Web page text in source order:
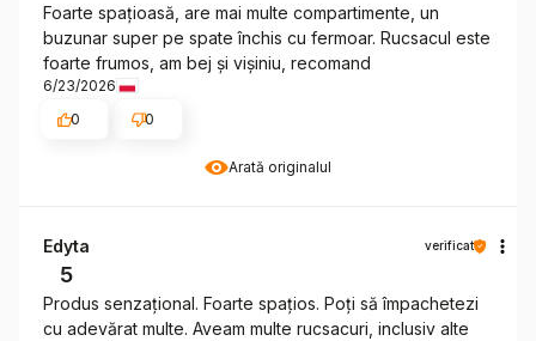
Arată originalul
Foarte spațioasă, are mai multe compartimente, un
buzunar super pe spate închis cu fermoar. Rucsacul este
foarte frumos, am bej și vișiniu, recomand
6/23/2026
0
0
Edyta verificat
5
Produs senzațional. Foarte spațios. Poți să împachetezi
cu adevărat multe. Aveam multe rucsacuri, inclusiv alte